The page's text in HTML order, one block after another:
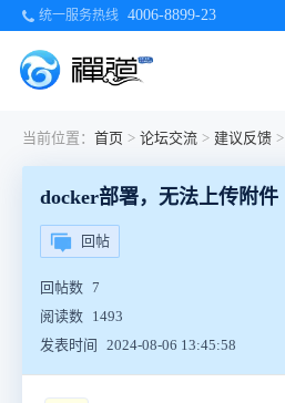
统一服务热线 4006-8899-23
当前位置： 首页 > 论坛交流 > 建议反馈 >
docker部署，无法上传附件
回帖
回帖数 7
阅读数 1493
发表时间
2024-08-06 13:45:58